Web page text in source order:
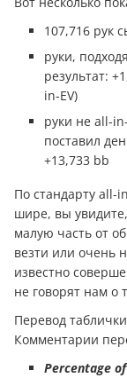
107,716 рук
руки,
результат:
in-EV)
руки не all-
поставил
+13,733 bb
По стандарту all-
шире, вы
малую часть от
везти или очень
известно
не говорят нам о
Пepевoд
Комментарии
Percentage